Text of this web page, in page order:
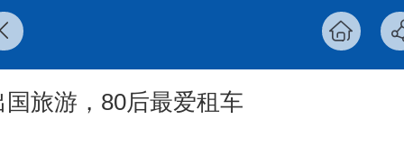
国旅游，80后最爱租车